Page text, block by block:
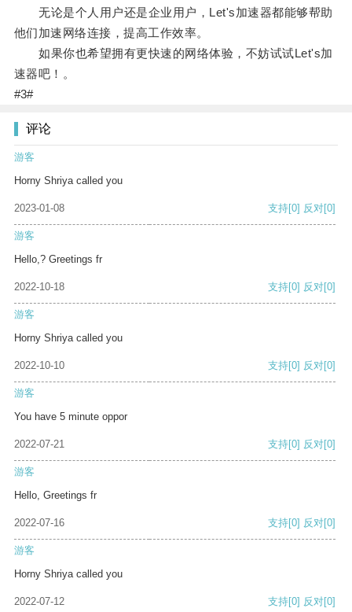
无论是个人用户还是企业用户，Let's加速器都能够帮助
他们加速网络连接，提高工作效率。
如果你也希望拥有更快速的网络体验，不妨试试Let's加
速器吧！。
#3#
评论
游客
Horny Shriya called you
2023-01-08 支持[0] 反对[0]
游客
Hello,? Greetings fr
2022-10-18 支持[0] 反对[0]
游客
Horny Shriya called you
2022-10-10 支持[0] 反对[0]
游客
You have 5 minute oppor
2022-07-21 支持[0] 反对[0]
游客
Hello, Greetings fr
2022-07-16 支持[0] 反对[0]
游客
Horny Shriya called you
2022-07-12 支持[0] 反对[0]